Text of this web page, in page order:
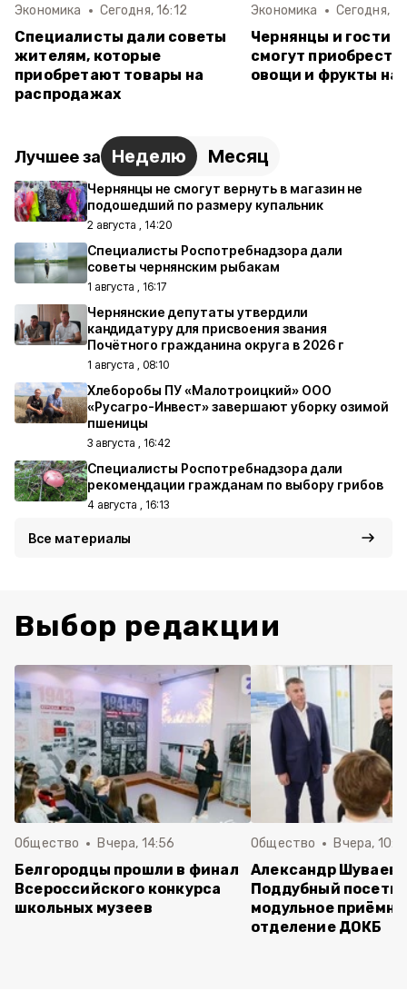
Экономика Сегодня, 16:12
Специалисты дали советы
жителям, которые
приобретают товары на
распродажах
Экономика Сегодня,
Чернянцы и гости
смогут
овощи и фрукты на
Лучшее за Неделю Месяц
Чернянцы не смогут вернуть в магазин не
подошедший по размеру купальник
2 августа , 14:20
Специалисты Роспотребнадзора дали
советы чернянским рыбакам
1 августа , 16:17
Чернянские депутаты утвердили
кандидатуру для присвоения звания
Почётного гражданина округа в 2026 г
1 августа , 08:10
Хлеборобы ПУ «Малотроицкий» ООО
«Русагро-Инвест» завершают уборку озимой
пшеницы
3 августа , 16:42
Специалисты Роспотребнадзора дали
рекомендации гражданам по выбору грибов
4 августа , 16:13
Все материалы
Выбор редакции
Общество Вчера, 14:56
Белгородцы прошли в финал
Всероссийского конкурса
школьных музеев
Общество Вчера,
Александр Шуваев
Поддубный
модульное
отделение ДОКБ